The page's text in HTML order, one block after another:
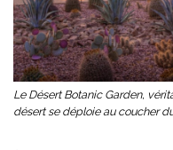
Le Désert Botanic Garden,
désert se déploie au coucher